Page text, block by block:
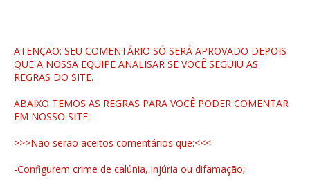
ATENÇÃO: SEU COMENTÁRIO SÓ SERÁ APROVADO DEPOIS
QUE A NOSSA EQUIPE ANALISAR SE VOCÊ SEGUIU AS
REGRAS DO SITE.
ABAIXO TEMOS AS REGRAS PARA VOCÊ PODER COMENTAR
EM NOSSO SITE:
>>>Não serão aceitos comentários que:<<<
-Configurem crime de calúnia, injúria ou difamação;